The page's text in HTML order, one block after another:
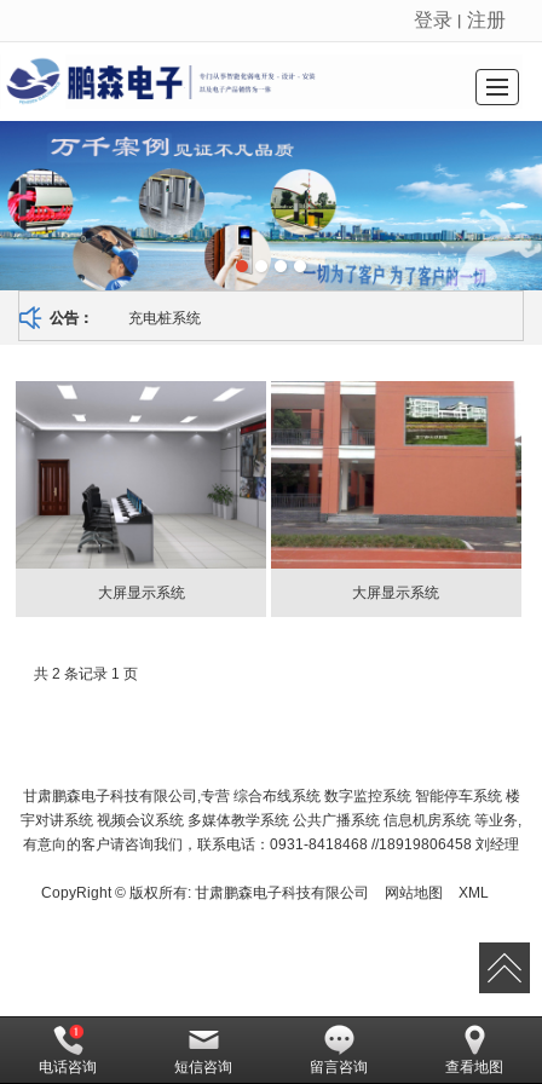
很遗憾，因您的浏览器版本过低导致无法获得最佳浏览体验，推荐下载安装谷歌浏览器！
登录 注册
关于我们 资讯中心 资质荣誉
公告： 充电桩系统
大屏显示系统 大屏显示系统
共 2 条记录 1 页
甘肃鹏森电子科技有限公司,专营 综合布线系统 数字监控系统 智能停车系统 楼
宇对讲系统 视频会议系统 多媒体教学系统 公共广播系统 信息机房系统 等业务,
有意向的客户请咨询我们，联系电话：0931-8418468 //18919806458 刘经理
CopyRight © 版权所有: 甘肃鹏森电子科技有限公司 网站地图 XML
电话咨询 短信咨询 留言咨询 查看地图